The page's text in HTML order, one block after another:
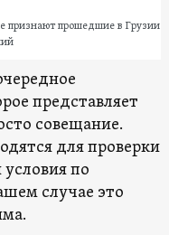
признают прошедшие в Грузии
представляет
совещание.
для проверки
по
случае это